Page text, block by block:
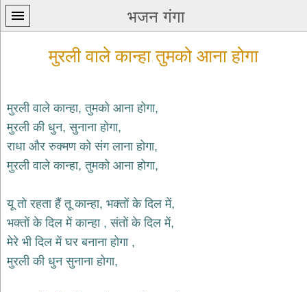
भजन गंगा
प्रथम
पन्ना
home
भजन
krishna
bhajans
शिव
भजन
मुरली वाले कान्हा तुमको आना होगा
मुरली वाले कान्हा, तुमको आना होगा,
मुरली की धुन, सुनाना होगा,
राधा और रुक्मण को संग लाना होगा,
मुरली वाले कान्हा, तुमको आना होगा,
यू तो रहता हैं तू कान्हा, भक्तों के दिल में,
भक्तों के दिल में कान्हा , संतों के दिल में,
मेरे भी दिल में घर बनाना होगा ,
मुरली की धुन सुनाना होगा,